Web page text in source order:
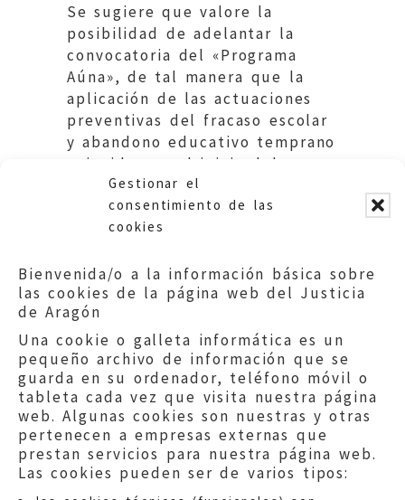
Gestionar el
consentimiento de las
cookies
Bienvenida/o a la información básica sobre
las cookies de la página web del Justicia
de Aragón
Una cookie o galleta informática es un
pequeño archivo de información que se
guarda en su ordenador, teléfono móvil o
tableta cada vez que visita nuestra página
web. Algunas cookies son nuestras y otras
pertenecen a empresas externas que
prestan servicios para nuestra página web.
Las cookies pueden ser de varios tipos:
Se sugiere que valore la
posibilidad de adelantar la
convocatoria del «Programa
Aúna», de tal manera que la
aplicación de las actuaciones
preventivas del fracaso escolar
y abandono educativo temprano
coincida con el inicio del curso
escolar.